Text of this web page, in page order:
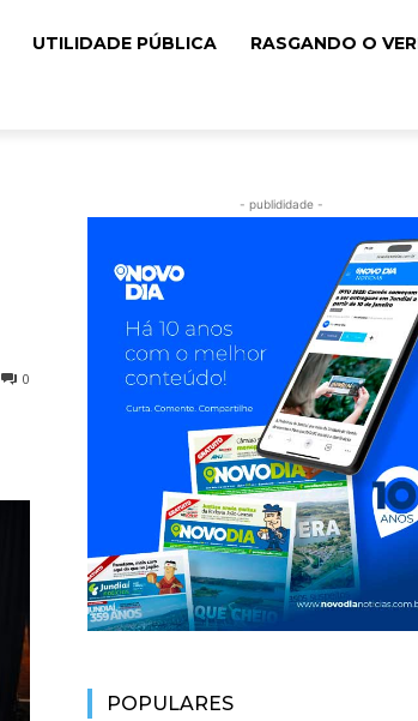
UTILIDADE PÚBLICA RASGANDO O
0
- publididade -
POPULARES